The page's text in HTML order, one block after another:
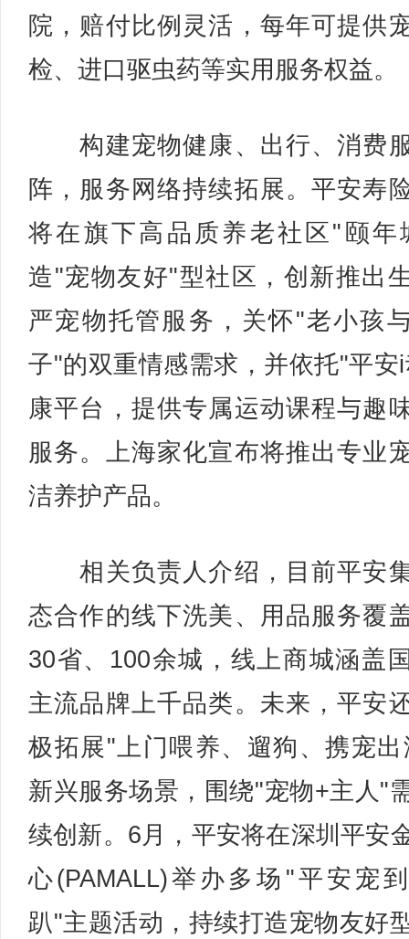
院，赔付比例灵活，每年可提供
检、进口驱虫药等实用服务权益。
构建宠物健康、出行、消费
阵，服务网络持续拓展。平安寿
将在旗下高品质养老社区"颐年
造"宠物友好"型社区，创新推出
严宠物托管服务，关怀"老小孩
子"的双重情感需求，并依托"平安
康平台，提供专属运动课程与趣
服务。上海家化宣布将推出专业
洁养护产品。
相关负责人介绍，目前平安
态合作的线下洗美、用品服务覆
30省、100余城，线上商城涵盖
主流品牌上千品类。未来，平安
极拓展"上门喂养、遛狗、携宠
新兴服务场景，围绕"宠物+主人"
续创新。6月，平安将在深圳平安
心(PAMALL)举办多场"平安宠
趴"主题活动，持续打造宠物友好